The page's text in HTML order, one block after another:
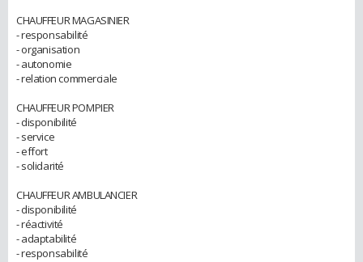
CHAUFFEUR MAGASINIER
- responsabilité
- organisation
- autonomie
- relation commerciale
CHAUFFEUR POMPIER
- disponibilité
- service
- effort
- solidarité
CHAUFFEUR AMBULANCIER
- disponibilité
- réactivité
- adaptabilité
- responsabilité